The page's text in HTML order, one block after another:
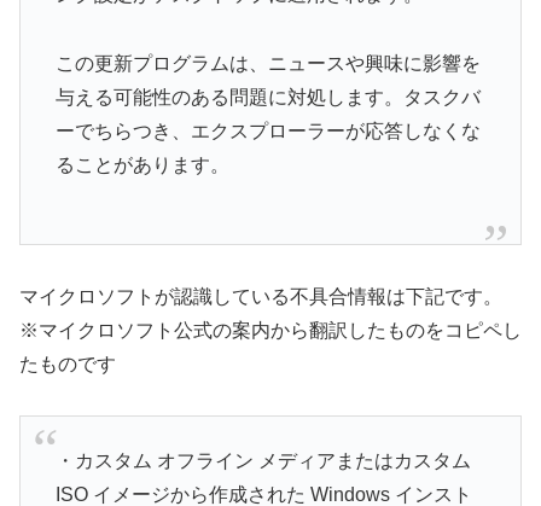
この更新プログラムは、ニュースや興味に影響を
与える可能性のある問題に対処します。タスクバ
ーでちらつき、エクスプローラーが応答しなくな
ることがあります。
マイクロソフトが認識している不具合情報は下記です。
※マイクロソフト公式の案内から翻訳したものをコピペし
たものです
・カスタム オフライン メディアまたはカスタム
ISO イメージから作成された Windows インスト